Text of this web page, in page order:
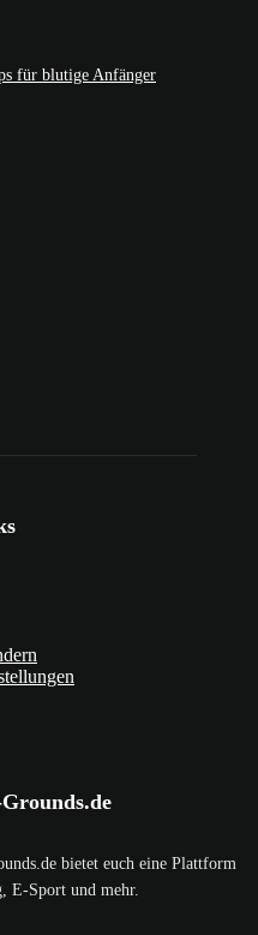
für blutige Anfänger
bietet euch eine Plattform
E-Sport und mehr.